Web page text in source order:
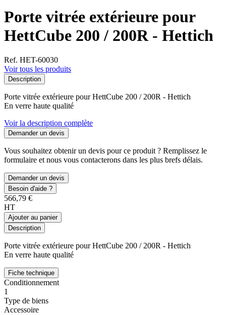
Porte vitrée extérieure pour
HettCube 200 / 200R - Hettich
Ref. HET-60030
Voir tous les produits
Description
Porte vitrée extérieure pour HettCube 200 / 200R - Hettich
En verre haute qualité
Voir la description complète
Demander un devis
Vous souhaitez obtenir un devis pour ce produit ? Remplissez le
formulaire et nous vous contacterons dans les plus brefs délais.
Demander un devis
Besoin d'aide ?
566,79 €
HT
Ajouter au panier
Description
Porte vitrée extérieure pour HettCube 200 / 200R - Hettich
En verre haute qualité
Fiche technique
Conditionnement
1
Type de biens
Accessoire